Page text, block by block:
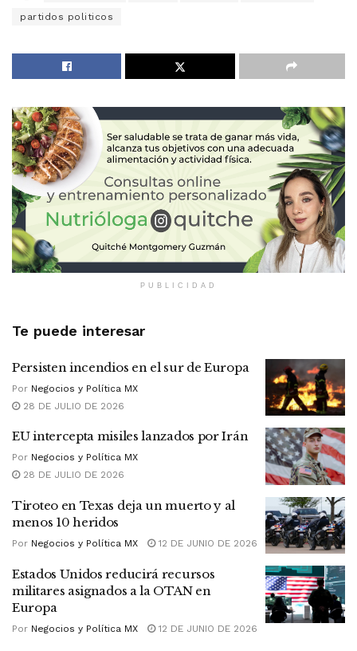
partidos politicos
PUBLICIDAD
Te puede interesar
Persisten incendios en el sur de Europa
Por Negocios y Política MX
28 DE JULIO DE 2026
EU intercepta misiles lanzados por Irán
Por Negocios y Política MX
28 DE JULIO DE 2026
Tiroteo en Texas deja un muerto y al
menos 10 heridos
Por Negocios y Política MX 12 DE JUNIO DE 2026
Estados Unidos reducirá recursos
militares asignados a la OTAN en
Europa
Por Negocios y Política MX 12 DE JUNIO DE 2026